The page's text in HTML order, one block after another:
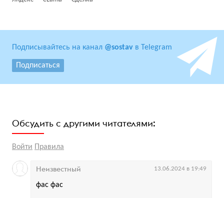
Подписывайтесь на канал @sostav в Telegram
Подписаться
Обсудить с другими читателями:
Войти Правила
фас фас
Неизвестный 13.06.2024 в 19:49